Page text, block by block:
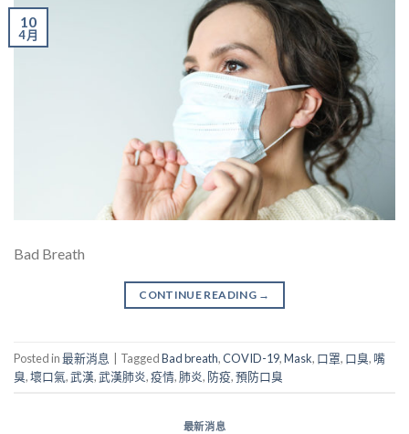
10
4 月
Bad Breath
CONTINUE READING →
Posted in最新消息 TaggedBad breath,COVID-19,Mask, 口罩, 口臭, 嘴
臭,壞口氣,武漢,武漢肺炎,疫情, 肺炎, 防疫,預防口臭
最新消息